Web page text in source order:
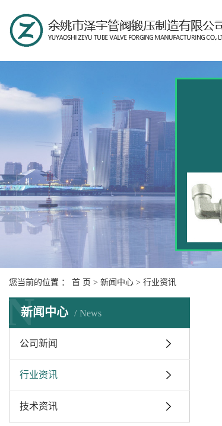
您当前的位置 ： 首 页 > 新闻中心 > 行业资讯
新闻中心 News
N
公司新闻
行业资讯
技术资讯